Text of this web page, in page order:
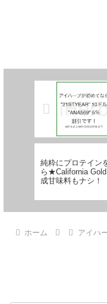
純粋にプロテイン
ら★California
成甘味料もナシ！
ホーム アイハ